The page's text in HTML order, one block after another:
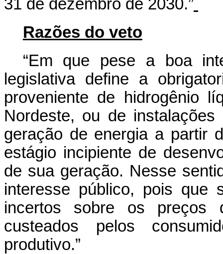
31 de dezembro de 2030.”
Razões do veto
“Em que pese a boa
legislativa define a
proveniente de hidrogênio
Nordeste, ou de
geração de energia a partir
estágio incipiente de
de sua geração. Nesse
interesse público, pois que
incertos sobre os preços
custeados pelos
produtivo.”